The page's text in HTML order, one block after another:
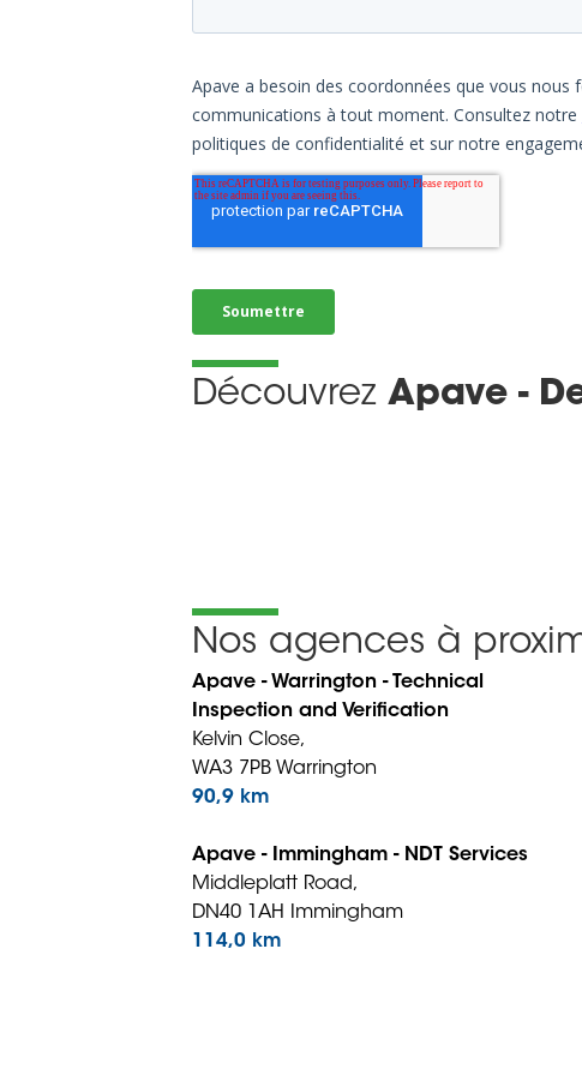
Découvrez Apave -
Nos agences à
Apave - Warrington - Technical
Inspection and Verification
Kelvin Close,
WA3 7PB Warrington
90,9 km
Apave - Immingham - NDT Services
Middleplatt Road,
DN40 1AH Immingham
114,0 km